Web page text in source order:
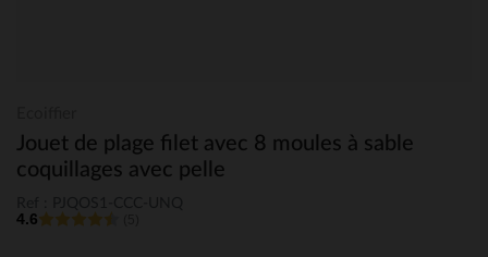
Jouet de plage filet avec 8 moules à sable
coquillages avec pelle
4.6